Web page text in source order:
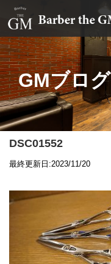
大阪・本町｜大人の散髪屋
GMブログ
DSC01552
最終更新日:2023/11/20